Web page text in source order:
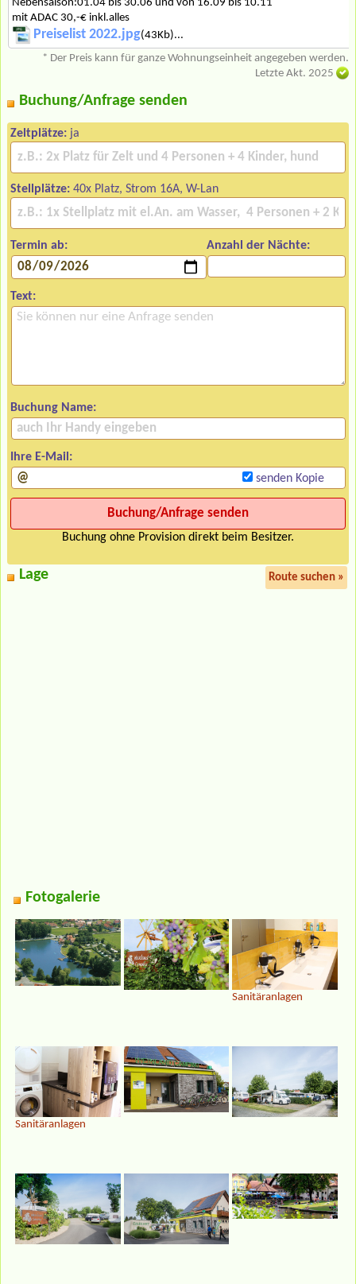
Nebensaison:01.04 bis 30.06 und von 16.09 bis 10.11
mit ADAC 30,-€ inkl.alles
Preiselist 2022.jpg(43Kb)...
* Der Preis kann für ganze Wohnungseinheit angegeben werden.
Letzte Akt. 2025
Buchung/Anfrage senden
Zeltplätze: ja
Stellplätze: 40x Platz, Strom 16A, W-Lan
Termin ab: Anzahl der Nächte:
Text:
Buchung Name:
Ihre E-Mail:
senden Kopie
Buchung ohne Provision direkt beim Besitzer.
Lage Route suchen »
Fotogalerie
Sanitäranlagen
Sanitäranlagen